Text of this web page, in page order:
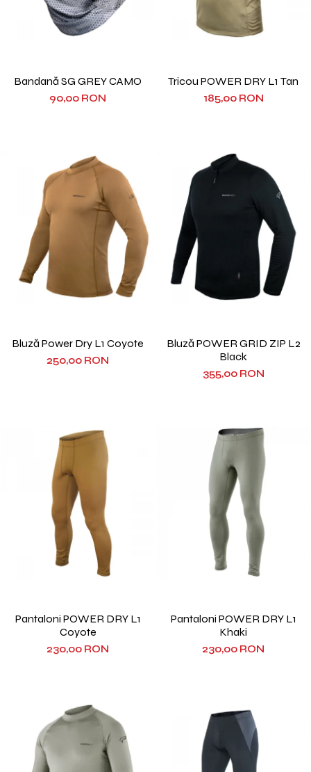
Bandană SG GREY CAMO
90,00 RON
Tricou POWER DRY L1 Tan
185,00 RON
Bluză Power Dry L1 Coyote
250,00 RON
Bluză POWER GRID ZIP L2
Black
355,00 RON
Pantaloni POWER DRY L1
Coyote
230,00 RON
Pantaloni POWER DRY L1
Khaki
230,00 RON